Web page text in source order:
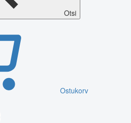
Otsi
Ostukorv